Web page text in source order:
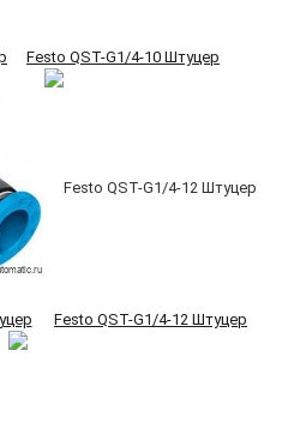
Festo QST-G1/4-10 Штуцер
Festo QST-G1/4-12 Штуцер